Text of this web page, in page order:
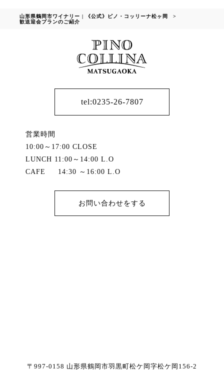
山形県鶴岡市ワイナリー | 《公式》ピノ・コッリーナ松ヶ岡
>
歓送迎会プランのご紹介
tel:0235-26-7807
営業時間
10:00～17:00 CLOSE
LUNCH 11:00～14:00 L.O
CAFE 14:30 ～16:00 L.O
お問い合わせをする
〒997-0158 山形県鶴岡市羽黒町松ケ岡字松ケ岡156-2